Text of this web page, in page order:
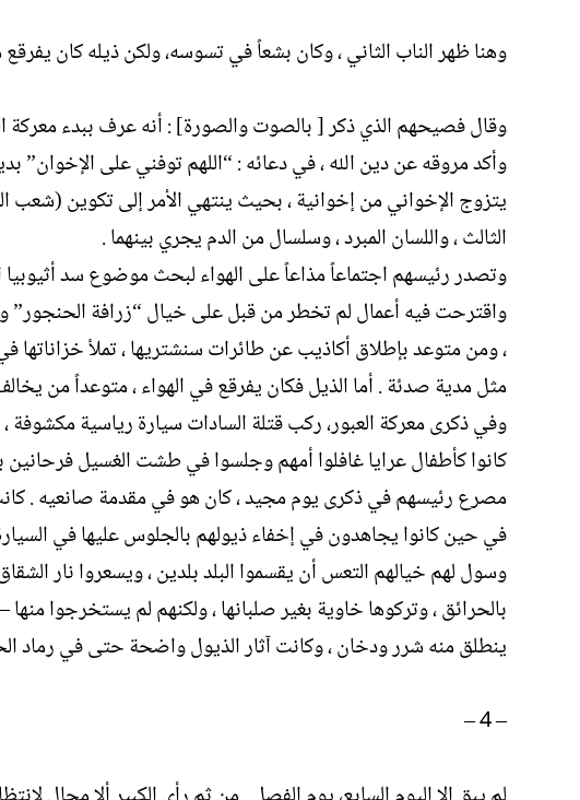
وهنا ظهر الناب الثاني ، وكان بشعاً في تسوسه، ولكن ذيله كان يفرقع
وقال فصيحهم الذي ذكر [ بالصوت والصورة] : أنه عرف ببدء
وأكد مروقه عن دين الله ، في دعائه : “اللهم توفني على الإخوان”
يتزوج الإخواني من إخوانية ، بحيث ينتهي الأمر إلى تكوين (شعب
الثالث ، واللسان المبرد ، وسلسال من الدم يجري بينهما .
وتصدر رئيسهم اجتماعاً مذاعاً على الهواء لبحث موضوع سد
واقترحت فيه أعمال لم تخطر من قبل على خيال “زرافة الحنجور”
، ومن متوعد بإطلاق أكاذيب عن طائرات سنشتريها ، تملأ خزاناتها
مثل مدية صدئة . أما الذيل فكان يفرقع في الهواء ، متوعداً من
وفي ذكرى معركة العبور، ركب قتلة السادات سيارة رياسية مكشوفة
كانوا كأطفال عرايا غافلوا أمهم وجلسوا في طشت الغسيل فرحانين
مصرع رئيسهم في ذكرى يوم مجيد ، كان هو في مقدمة صانعيه .
في حين كانوا يجاهدون في إخفاء ذيولهم بالجلوس عليها في
وسول لهم خيالهم التعس أن يقسموا البلد بلدين ، ويسعروا نار
بالحرائق ، وتركوها خاوية بغير صلبانها ، ولكنهم لم يستخرجوا
ينطلق منه شرر ودخان ، وكانت آثار الذيول واضحة حتى في رماد
– 4 –